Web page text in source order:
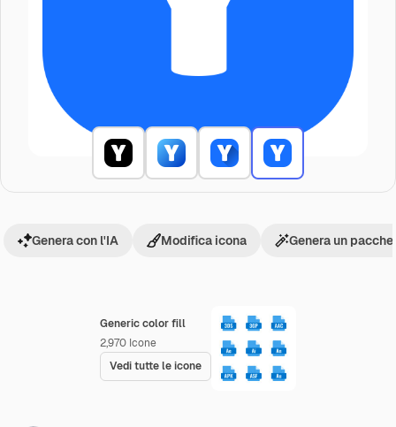
Generic color fill
2,970 Icone
Vedi tutte le icone
Genera con l'IA Modifica icona Genera un